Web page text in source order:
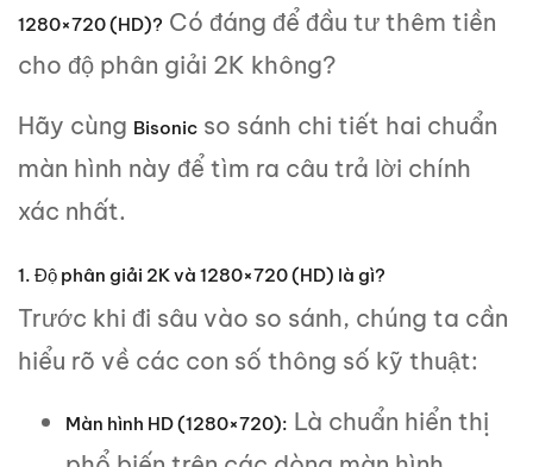
1280×720 (HD)? Có đáng để đầu tư thêm tiền
cho độ phân giải 2K không?
Hãy cùng Bisonic so sánh chi tiết hai chuẩn
màn hình này để tìm ra câu trả lời chính
xác nhất.
1. Độ phân giải 2K và 1280×720 (HD) là gì?
Trước khi đi sâu vào so sánh, chúng ta cần
hiểu rõ về các con số thông số kỹ thuật:
Màn hình HD (1280×720): Là chuẩn hiển thị